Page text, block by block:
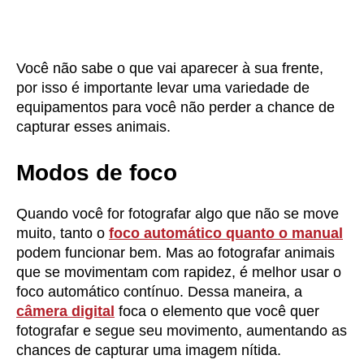
Você não sabe o que vai aparecer à sua frente,
por isso é importante levar uma variedade de
equipamentos para você não perder a chance de
capturar esses animais.
Modos de foco
Quando você for fotografar algo que não se move
muito, tanto o foco automático quanto o manual
podem funcionar bem. Mas ao fotografar animais
que se movimentam com rapidez, é melhor usar o
foco automático contínuo. Dessa maneira, a
câmera digital foca o elemento que você quer
fotografar e segue seu movimento, aumentando as
chances de capturar uma imagem nítida.